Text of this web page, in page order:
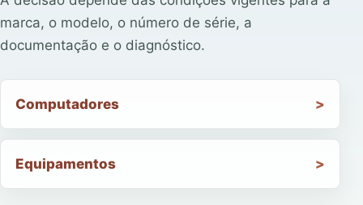
marca, o modelo, o número de série, a
documentação e o diagnóstico.
Computadores
Equipamentos